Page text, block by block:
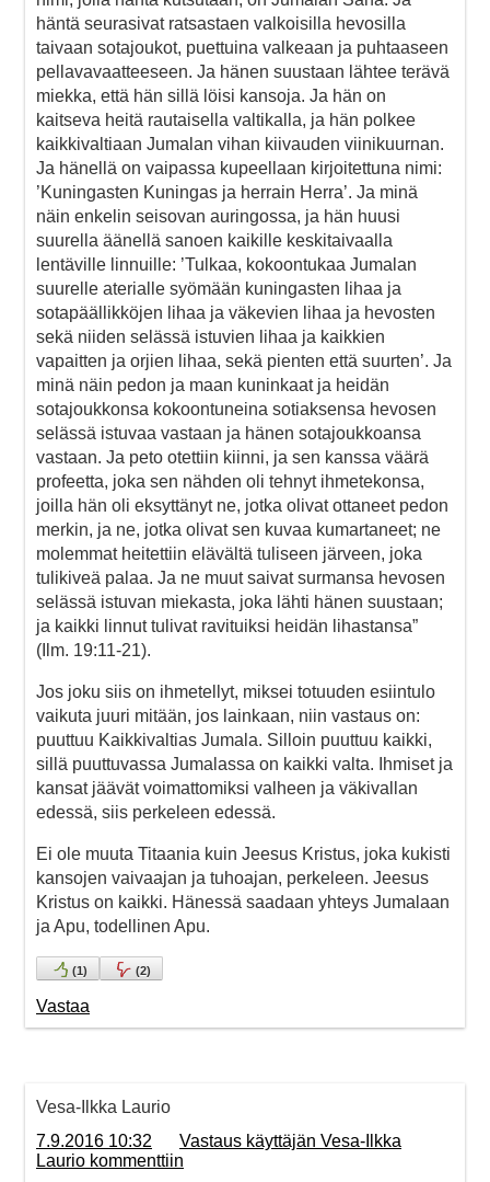
häntä seurasivat ratsastaen valkoisilla hevosilla
taivaan sotajoukot, puettuina valkeaan ja puhtaaseen
pellavavaatteeseen. Ja hänen suustaan lähtee terävä
miekka, että hän sillä löisi kansoja. Ja hän on
kaitseva heitä rautaisella valtikalla, ja hän polkee
kaikkivaltiaan Jumalan vihan kiivauden viinikuurnan.
Ja hänellä on vaipassa kupeellaan kirjoitettuna nimi:
’Kuningasten Kuningas ja herrain Herra’. Ja minä
näin enkelin seisovan auringossa, ja hän huusi
suurella äänellä sanoen kaikille keskitaivaalla
lentäville linnuille: ’Tulkaa, kokoontukaa Jumalan
suurelle aterialle syömään kuningasten lihaa ja
sotapäällikköjen lihaa ja väkevien lihaa ja hevosten
sekä niiden selässä istuvien lihaa ja kaikkien
vapaitten ja orjien lihaa, sekä pienten että suurten’. Ja
minä näin pedon ja maan kuninkaat ja heidän
sotajoukkonsa kokoontuneina sotiaksensa hevosen
selässä istuvaa vastaan ja hänen sotajoukkoansa
vastaan. Ja peto otettiin kiinni, ja sen kanssa väärä
profeetta, joka sen nähden oli tehnyt ihmetekonsa,
joilla hän oli eksyttänyt ne, jotka olivat ottaneet pedon
merkin, ja ne, jotka olivat sen kuvaa kumartaneet; ne
molemmat heitettiin elävältä tuliseen järveen, joka
tulikiveä palaa. Ja ne muut saivat surmansa hevosen
selässä istuvan miekasta, joka lähti hänen suustaan;
ja kaikki linnut tulivat ravituiksi heidän lihastansa”
(Ilm. 19:11-21).
Jos joku siis on ihmetellyt, miksei totuuden esiintulo
vaikuta juuri mitään, jos lainkaan, niin vastaus on:
puuttuu Kaikkivaltias Jumala. Silloin puuttuu kaikki,
sillä puuttuvassa Jumalassa on kaikki valta. Ihmiset ja
kansat jäävät voimattomiksi valheen ja väkivallan
edessä, siis perkeleen edessä.
Ei ole muuta Titaania kuin Jeesus Kristus, joka kukisti
kansojen vaivaajan ja tuhoajan, perkeleen. Jeesus
Kristus on kaikki. Hänessä saadaan yhteys Jumalaan
ja Apu, todellinen Apu.
(1) (2)
Vastaa
Vesa-Ilkka Laurio
7.9.2016 10:32
Vastaus käyttäjän Vesa-Ilkka
Laurio kommenttiin